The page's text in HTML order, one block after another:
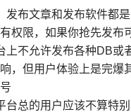
发布文章和发布软件都
权限，如果你抢先发布
上不允许发布各种DB
，但用户体验上是完爆
台总的用户应该不算特